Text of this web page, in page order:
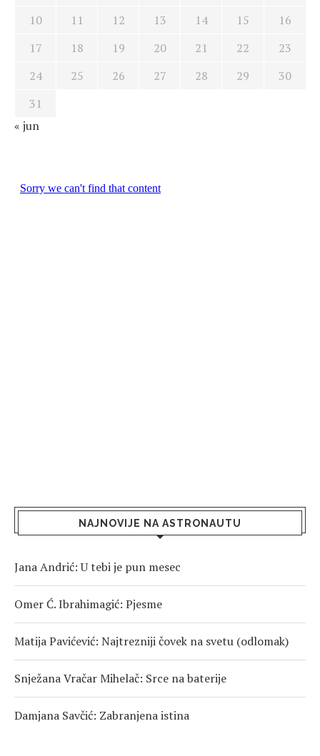
10
11 12 13 14 15
16
17
18 19 20 21 22
23
24
25 26 27 28 29
30
31
« jun
NAJNOVIJE NA ASTRONAUTU
Jana Andrić: U tebi je pun mesec
Omer Ć. Ibrahimagić: Pjesme
Matija Pavićević: Najtrezniji čovek na svetu (odlomak)
Snježana Vračar Mihelač: Srce na baterije
Damjana Savčić: Zabranjena istina